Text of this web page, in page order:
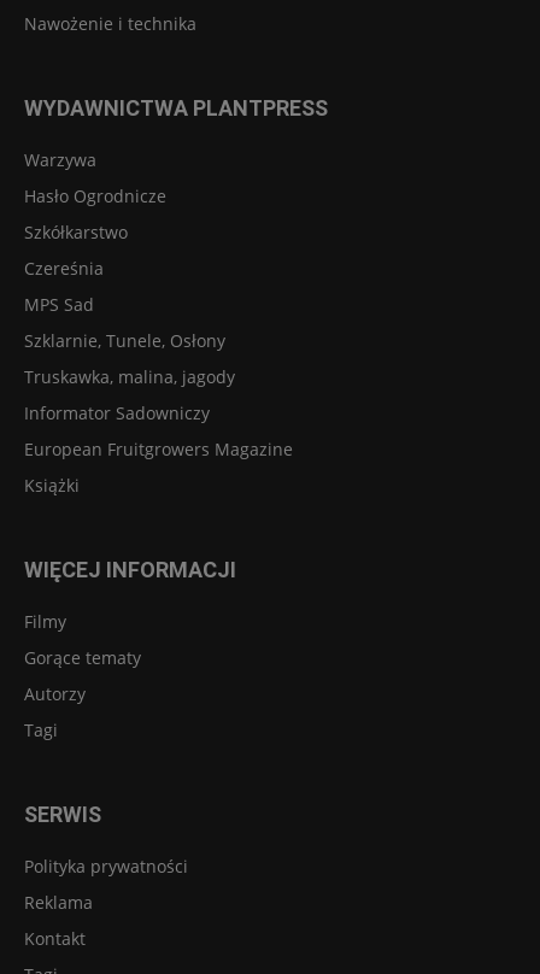
Nawożenie i technika
WYDAWNICTWA PLANTPRESS
Warzywa
Hasło Ogrodnicze
Szkółkarstwo
Czereśnia
MPS Sad
Szklarnie, Tunele, Osłony
Truskawka, malina, jagody
Informator Sadowniczy
European Fruitgrowers Magazine
Książki
WIĘCEJ INFORMACJI
Filmy
Gorące tematy
Autorzy
Tagi
SERWIS
Polityka prywatności
Reklama
Kontakt